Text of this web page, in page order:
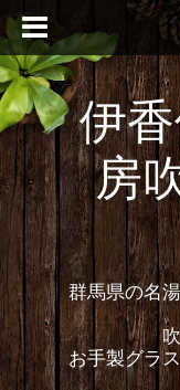
伊
房
群馬県の名
お手製グラ